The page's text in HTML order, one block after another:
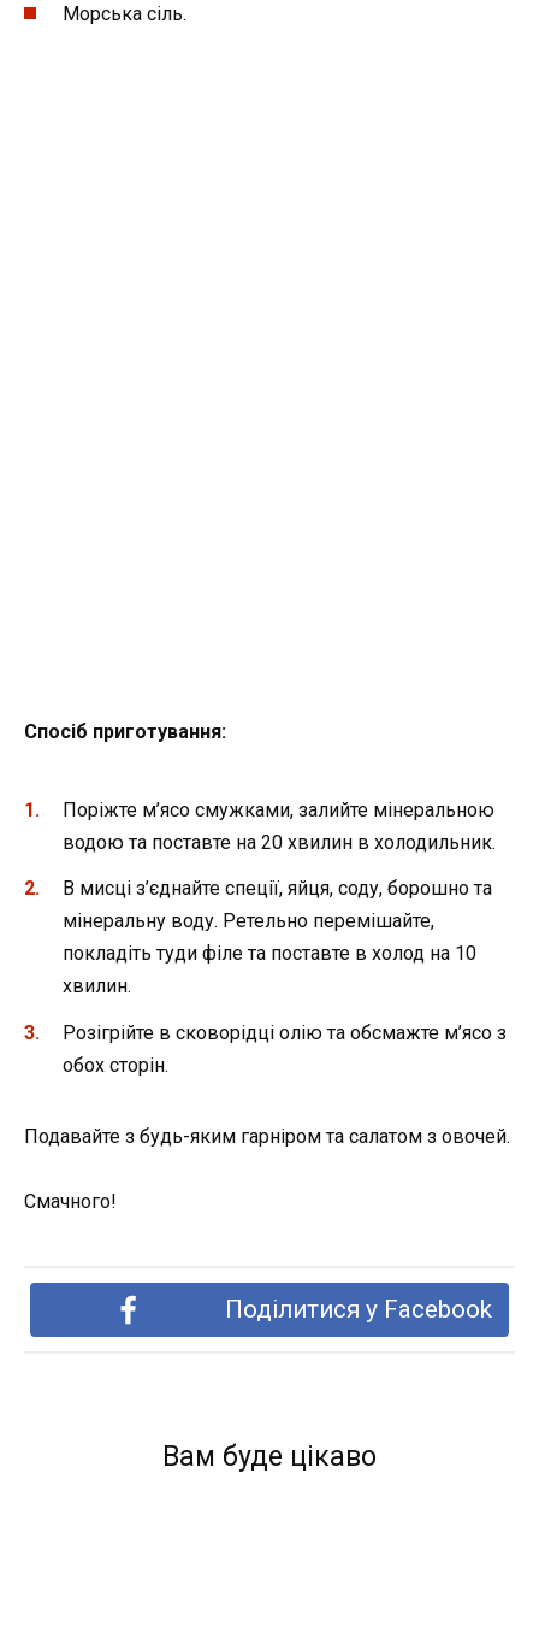
Морська сіль.
Спосіб приготування:
Поріжте м’ясо смужками, залийте мінеральною
водою та поставте на 20 хвилин в холодильник.
В мисці з’єднайте спеції, яйця, соду, борошно та
мінеральну воду. Ретельно перемішайте,
покладіть туди філе та поставте в холод на 10
хвилин.
Розігрійте в сковорідці олію та обсмажте м’ясо з
обох сторін.
Подавайте з будь-яким гарніром та салатом з овочей.
Смачного!
Поділитися у Facebook
Вам буде цікаво